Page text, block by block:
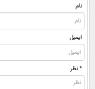
(پرسشنامه)
نام
ایمیل
* نظر